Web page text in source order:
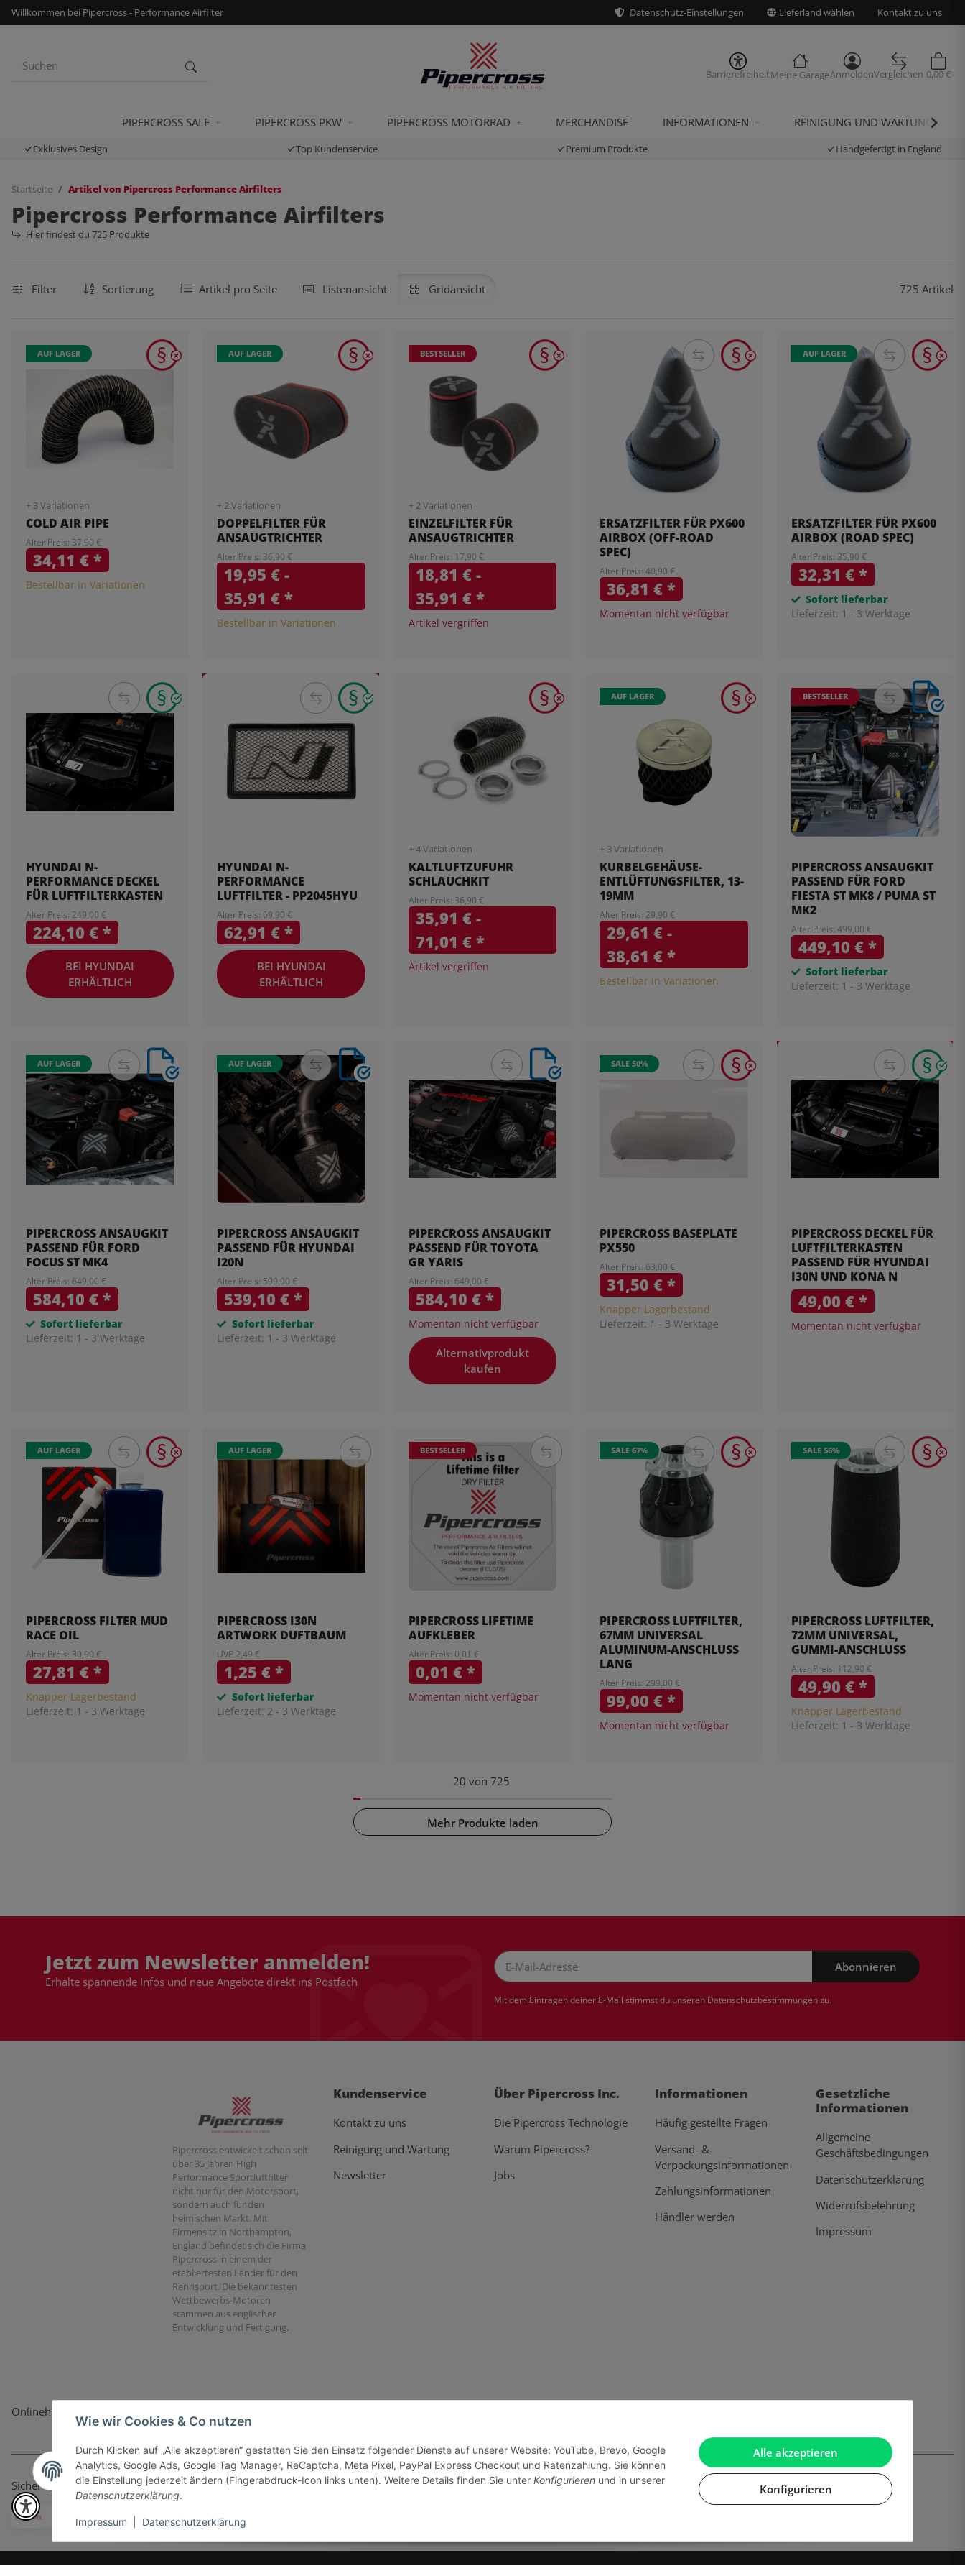
Alle akzeptieren
Konfigurieren
Wie wir Cookies & Co nutzen
Durch Klicken auf „Alle akzeptieren“ gestatten Sie den Einsatz folgender Dienste auf unserer Website: YouTube, Brevo, Google
Analytics, Google Ads, Google Tag Manager, ReCaptcha, Meta Pixel, PayPal Express Checkout und Ratenzahlung. Sie können
die Einstellung jederzeit ändern (Fingerabdruck-Icon links unten). Weitere Details finden Sie unter Konfigurieren und in unserer
Datenschutzerklärung.
Impressum Datenschutzerklärung
Willkommen bei Pipercross - Performance Airfilter Datenschutz-Einstellungen Lieferland wählen Kontakt zu uns
BarrierefreiheitMeine GarageAnmeldenVergleichen 0,00 €
PIPERCROSS SALE PIPERCROSS PKW PIPERCROSS MOTORRAD MERCHANDISE INFORMATIONEN REINIGUNG UND WARTUNG
Exklusives Design Top Kundenservice Premium Produkte Handgefertigt in England
Startseite Artikel von Pipercross Performance Airfilters
Pipercross Performance Airfilters
Hier findest du 725 Produkte
Filter Sortierung Artikel pro Seite Listenansicht Gridansicht 725 Artikel
AUF LAGER
+ 3 Variationen
COLD AIR PIPE
Alter Preis: 37,90 €
34,11 €*
Bestellbar in Variationen
AUF LAGER
+ 2 Variationen
DOPPELFILTER FÜR
ANSAUGTRICHTER
Alter Preis: 36,90 €
19,95 € -
35,91 €*
Bestellbar in Variationen
BESTSELLER
+ 2 Variationen
EINZELFILTER FÜR
ANSAUGTRICHTER
Alter Preis: 17,90 €
18,81 € -
35,91 €*
Artikel vergriffen
ERSATZFILTER FÜR PX600
AIRBOX (OFF-ROAD
SPEC)
Alter Preis: 40,90 €
36,81 €*
Momentan nicht verfügbar
AUF LAGER
ERSATZFILTER FÜR PX600
AIRBOX (ROAD SPEC)
Alter Preis: 35,90 €
32,31 €*
Sofort lieferbar
Lieferzeit: 1 - 3 Werktage
HYUNDAI N-
PERFORMANCE DECKEL
FÜR LUFTFILTERKASTEN
Alter Preis: 249,00 €
224,10 €*
BEI HYUNDAI
ERHÄLTLICH
HYUNDAI N-
PERFORMANCE
LUFTFILTER - PP2045HYU
Alter Preis: 69,90 €
62,91 €*
BEI HYUNDAI
ERHÄLTLICH
+ 4 Variationen
KALTLUFTZUFUHR
SCHLAUCHKIT
Alter Preis: 36,90 €
35,91 € -
71,01 €*
Artikel vergriffen
AUF LAGER
+ 3 Variationen
KURBELGEHÄUSE-
ENTLÜFTUNGSFILTER, 13-
19MM
Alter Preis: 29,90 €
29,61 € -
38,61 €*
Bestellbar in Variationen
BESTSELLER
PIPERCROSS ANSAUGKIT
PASSEND FÜR FORD
FIESTA ST MK8 / PUMA ST
MK2
Alter Preis: 499,00 €
449,10 €*
Sofort lieferbar
Lieferzeit: 1 - 3 Werktage
AUF LAGER
PIPERCROSS ANSAUGKIT
PASSEND FÜR FORD
FOCUS ST MK4
Alter Preis: 649,00 €
584,10 €*
Sofort lieferbar
Lieferzeit: 1 - 3 Werktage
AUF LAGER
PIPERCROSS ANSAUGKIT
PASSEND FÜR HYUNDAI
I20N
Alter Preis: 599,00 €
539,10 €*
Sofort lieferbar
Lieferzeit: 1 - 3 Werktage
PIPERCROSS ANSAUGKIT
PASSEND FÜR TOYOTA
GR YARIS
Alter Preis: 649,00 €
584,10 €*
Momentan nicht verfügbar
Alternativprodukt
kaufen
SALE 50%
PIPERCROSS BASEPLATE
PX550
Alter Preis: 63,00 €
31,50 €*
Knapper Lagerbestand
Lieferzeit: 1 - 3 Werktage
PIPERCROSS DECKEL FÜR
LUFTFILTERKASTEN
PASSEND FÜR HYUNDAI
I30N UND KONA N
49,00 €*
Momentan nicht verfügbar
AUF LAGER
PIPERCROSS FILTER MUD
RACE OIL
Alter Preis: 30,90 €
27,81 €*
Knapper Lagerbestand
Lieferzeit: 1 - 3 Werktage
AUF LAGER
PIPERCROSS I30N
ARTWORK DUFTBAUM
UVP 2,49 €
1,25 €*
Sofort lieferbar
Lieferzeit: 2 - 3 Werktage
BESTSELLER
PIPERCROSS LIFETIME
AUFKLEBER
Alter Preis: 0,01 €
0,01 €*
Momentan nicht verfügbar
SALE 67%
PIPERCROSS LUFTFILTER,
67MM UNIVERSAL
ALUMINUM-ANSCHLUSS
LANG
Alter Preis: 299,00 €
99,00 €*
Momentan nicht verfügbar
SALE 56%
PIPERCROSS LUFTFILTER,
72MM UNIVERSAL,
GUMMI-ANSCHLUSS
Alter Preis: 112,90 €
49,90 €*
Knapper Lagerbestand
Lieferzeit: 1 - 3 Werktage
20 von 725
Mehr Produkte laden
Jetzt zum Newsletter anmelden!
Erhalte spannende Infos und neue Angebote direkt ins Postfach
Abonnieren
Mit dem Eintragen deiner E-Mail stimmst du unseren Datenschutzbestimmungenzu.
Pipercross entwickelt schon seit
über 35 Jahren High
Performance Sportluftfilter
nicht nur für den Motorsport,
sondern auch für den
heimischen Markt. Mit
Firmensitz in Northampton,
England befindet sich die Firma
Pipercross in einem der
etabliertesten Länder für den
Rennsport. Die bekanntesten
Wettbewerbs-Motoren
stammen aus englischer
Entwicklung und Fertigung.
Kundenservice
Kontakt zu uns
Reinigung und Wartung
Newsletter
Über Pipercross Inc.
Die Pipercross Technologie
Warum Pipercross?
Jobs
Informationen
Häufig gestellte Fragen
Versand- &
Verpackungsinformationen
Zahlungsinformationen
Händler werden
Gesetzliche
Informationen
Allgemeine
Geschäftsbedingungen
Datenschutzerklärung
Widerrufsbelehrung
Impressum
Onlinehandel basiert auf Vertrauen:
Sicher bezahlen via:
* Alle Preise inkl. gesetzlicher USt., zzgl.Versand © J+A Handels GmbH Perfected byDreizack Medien. Powered byJTL-Shop